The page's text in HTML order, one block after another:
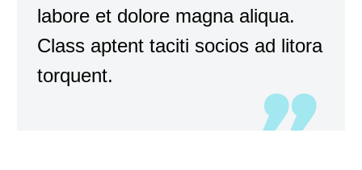
labore et dolore magna aliqua.
Class aptent taciti socios ad litora
torquent.